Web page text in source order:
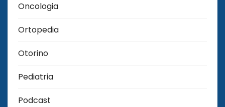
Oncologia
Ortopedia
Otorino
Pediatria
Podcast